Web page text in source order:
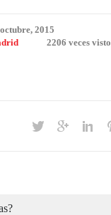
2015
2206 veces visto